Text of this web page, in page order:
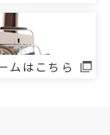
ムはこちら